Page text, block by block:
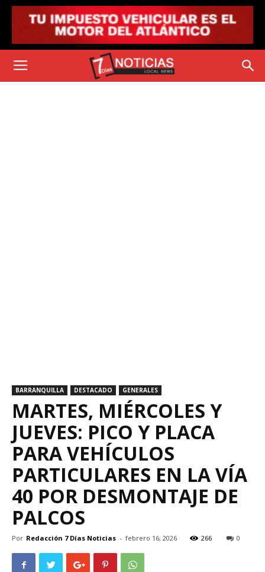
BARRANQUILLA DESTACADO GENERALES
MARTES, MIÉRCOLES Y
JUEVES: PICO Y PLACA
PARA VEHÍCULOS
PARTICULARES EN LA VÍA
40 POR DESMONTAJE DE
PALCOS
Por Redacción 7 Días Noticias - febrero 16, 2026 266 0